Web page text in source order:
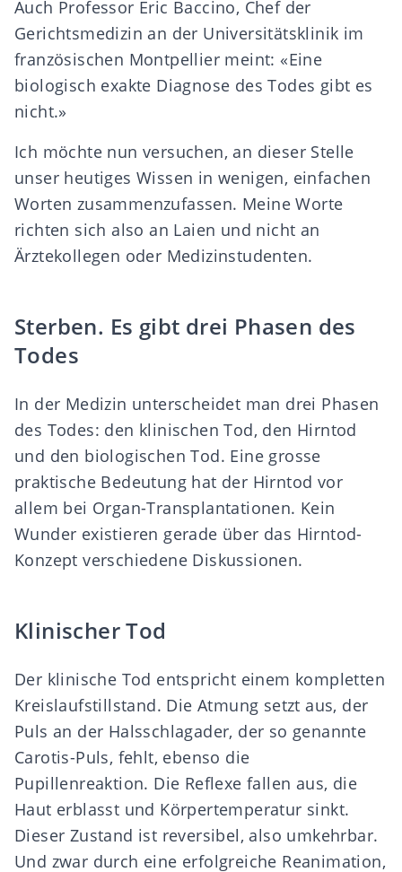
Auch Professor Eric Baccino, Chef der
Gerichtsmedizin an der Universitätsklinik im
französischen Montpellier meint: «Eine
biologisch exakte Diagnose des Todes gibt es
nicht.»
Ich möchte nun versuchen, an dieser Stelle
unser heutiges Wissen in wenigen, einfachen
Worten zusammenzufassen. Meine Worte
richten sich also an Laien und nicht an
Ärztekollegen oder Medizinstudenten.
Sterben. Es gibt drei Phasen des
Todes
In der Medizin unterscheidet man drei Phasen
des Todes: den klinischen Tod, den Hirntod
und den biologischen Tod. Eine grosse
praktische Bedeutung hat der Hirntod vor
allem bei Organ-Transplantationen. Kein
Wunder existieren gerade über das Hirntod-
Konzept verschiedene Diskussionen.
Klinischer Tod
Der klinische Tod entspricht einem kompletten
Kreislaufstillstand. Die Atmung setzt aus, der
Puls an der Halsschlagader, der so genannte
Carotis-Puls, fehlt, ebenso die
Pupillenreaktion. Die Reflexe fallen aus, die
Haut erblasst und Körpertemperatur sinkt.
Dieser Zustand ist reversibel, also umkehrbar.
Und zwar durch eine erfolgreiche Reanimation,